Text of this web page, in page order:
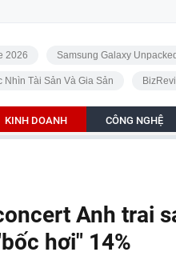
2026 Samsung Galaxy
Nhìn Tài Sản Và Gia Sản
KINH DOANH CÔNG NGHỆ
Anh trai
hơi" 14%